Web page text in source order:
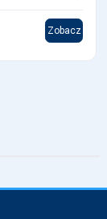
Zobacz